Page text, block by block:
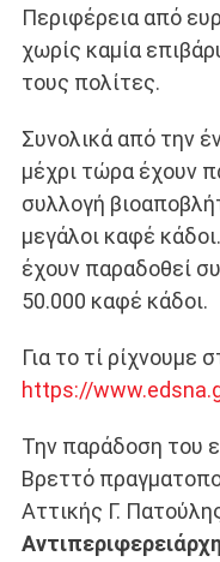
Περιφέρεια από
χωρίς καμία
τους πολίτες.
Συνολικά από την
μέχρι τώρα έχουν
συλλογή
μεγάλοι καφέ
έχουν παραδοθεί
50.000 καφέ κάδοι.
Για το τί ρίχνουμε
https://
Την παράδοση του
Βρεττό
Αττικής Γ.